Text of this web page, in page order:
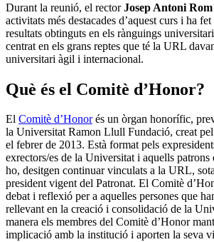
Durant la reunió, el rectorJosep Antoni Rom
activitats més destacades d’aquest curs i ha
resultats obtinguts en els rànguings
centrat en els grans reptes que té la URL
universitari àgil i internacional.
Què és el Comitè d’Honor?
El Comitè d’Honorés un òrgan honorífic,
la Universitat Ramon Llull Fundació, creat
el febrer de 2013. Està format pels
exrectors/es de la Universitat i aquells patrons
ho, desitgen continuar vinculats a la URL,
president vigent del Patronat. El Comitè
debat i reflexió per a aquelles persones que
rellevant en la creació i consolidació de la
manera els membres del Comitè d’Honor
implicació amb la institució i aporten la seva